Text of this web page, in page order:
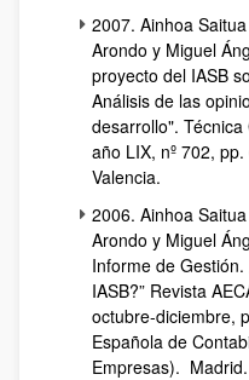
2007. Ainhoa
Arondo y Miguel
proyecto del IASB
Análisis de las
desarrollo".
año LIX, nº 702,
Valencia.
2006. Ainhoa
Arondo y Miguel
Informe de
IASB?” Revista
octubre-diciembre,
Española de
Empresas).